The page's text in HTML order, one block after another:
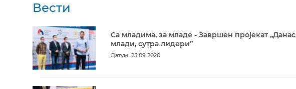
Вести
Са младима, за младе - Завршен пројекат „Данас
млади, сутра лидери”
Датум: 25.09.2020